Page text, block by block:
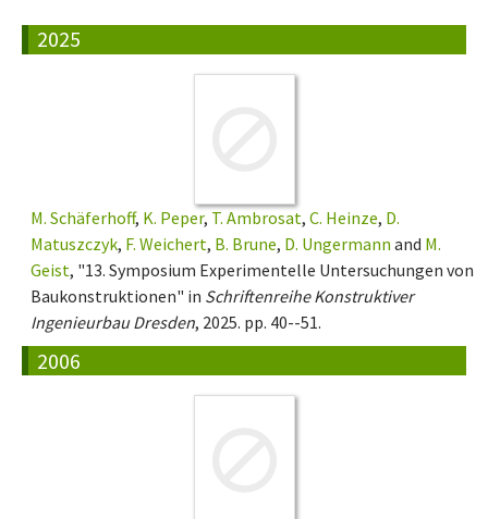
2025
M. Schäferhoff, K. Peper, T. Ambrosat, C. Heinze, D.
Matuszczyk, F. Weichert, B. Brune, D. Ungermann and M.
Geist, "13. Symposium Experimentelle Untersuchungen von
Baukonstruktionen" in Schriftenreihe Konstruktiver
Ingenieurbau Dresden, 2025. pp. 40--51.
2006